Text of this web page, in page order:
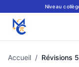
Niveau
Accueil /